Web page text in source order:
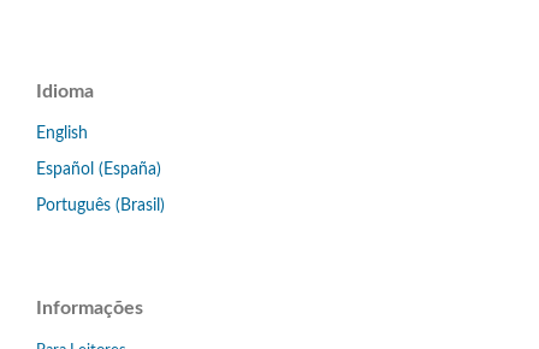
Idioma
English
Español (España)
Português (Brasil)
Informações